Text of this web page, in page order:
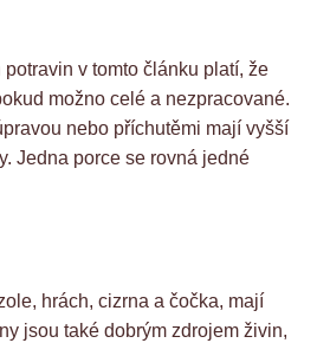
v tomto článku platí, že
možno celé a nezpracované.
nebo příchutěmi mají vyšší
Jedna porce se rovná jedné
hrách, cizrna a čočka, mají
jsou také dobrým zdrojem živin,